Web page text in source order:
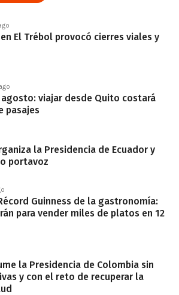
El Trébol provocó cierres viales y
viajar desde Quito costará
pasajes
la Presidencia de Ecuador y
portavoz
Guinness de la gastronomía:
para vender miles de platos en 12
la Presidencia de Colombia sin
y con el reto de recuperar la